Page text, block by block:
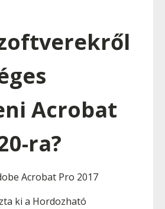
Acrobat
ra?
Acrobat Pro 2017
ki a Hordozható